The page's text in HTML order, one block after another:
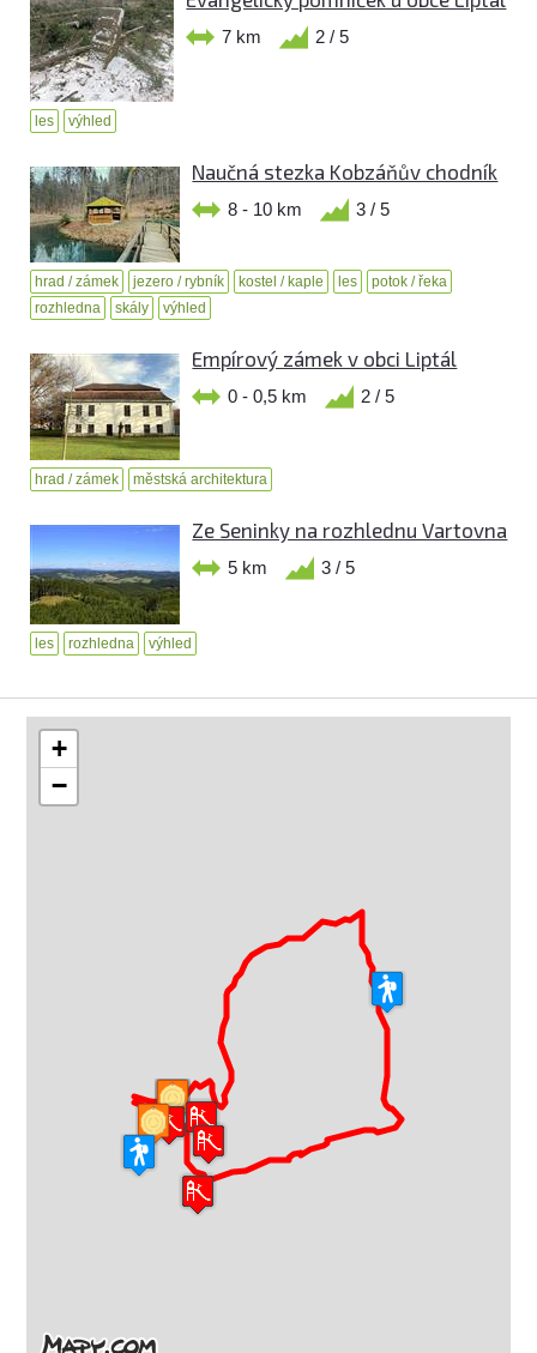
7 km 2 / 5
les výhled
Naučná stezka Kobzáňův chodník
8 - 10 km 3 / 5
hrad / zámek jezero / rybník kostel / kaple les
potok / řeka
rozhledna
skály výhled
Empírový zámek v obci Liptál
0 - 0,5 km 2 / 5
hrad / zámek městská architektura
Ze Seninky na rozhlednu Vartovna
5 km 3 / 5
les rozhledna výhled
+
−